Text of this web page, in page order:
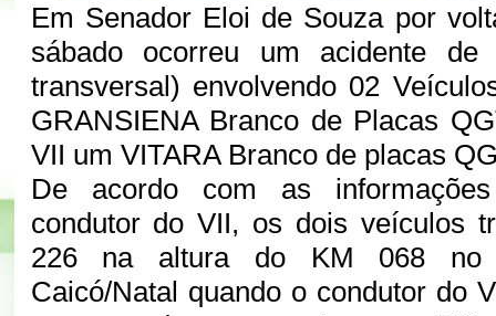
Em Senador Eloi de Souza por
sábado ocorreu um acidente de
transversal) envolvendo 02
GRANSIENA Branco de Placas
VII um VITARA Branco de placas
De acordo com as
condutor do VII, os dois veículos
226 na altura do KM 068 no
Caicó/Natal quando o condutor do